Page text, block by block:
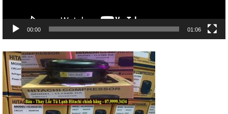
00:00 01:06